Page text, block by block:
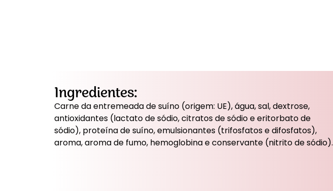
Ingredientes:
Carne da entremeada de suíno (origem: UE), água, sal, dextrose,
antioxidantes (lactato de sódio, citratos de sódio e eritorbato de
sódio), proteína de suíno, emulsionantes (trifosfatos e difosfatos),
aroma, aroma de fumo, hemoglobina e conservante (nitrito de sódio).